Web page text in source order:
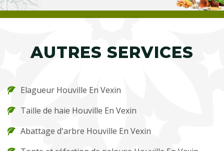
AUTRES SERVICES
Elagueur Houville En Vexin
Taille de haie Houville En Vexin
Abattage d'arbre Houville En Vexin